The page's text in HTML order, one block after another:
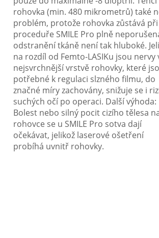
rohovka (min. 480 mikrometrů) také
problém, protože rohovka zůstává při
proceduře SMILE Pro plně
odstranění tkáně není tak hluboké.
na rozdíl od Femto-LASIKu jsou nervy
nejsvrchnější vrstvě rohovky, které
potřebné k regulaci slzného filmu, do
značné míry zachovány, snižuje se i
suchých očí po operaci. Další výhoda:
Bolest nebo silný pocit cizího tělesa
rohovce se u SMILE Pro sotva dají
očekávat, jelikož laserové ošetření
probíhá uvnitř rohovky.